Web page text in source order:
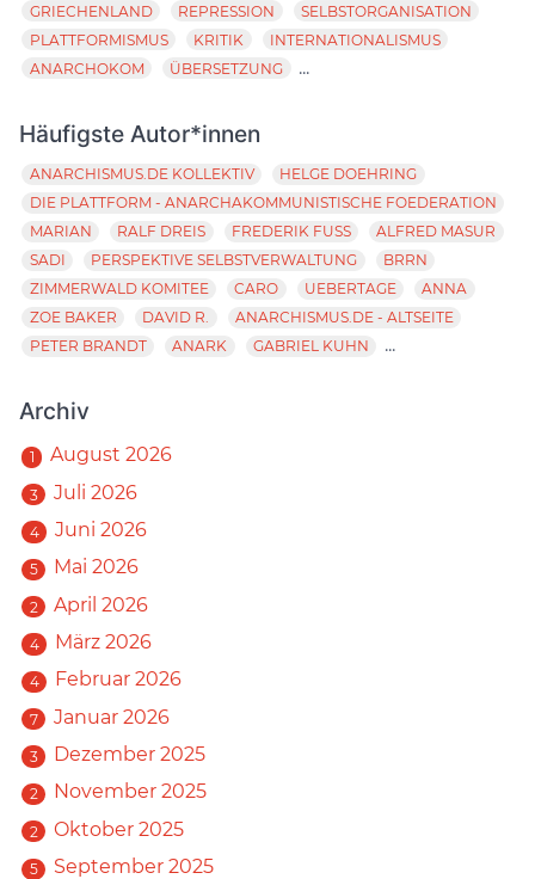
GRIECHENLAND
REPRESSION
SELBSTORGANISATION
PLATTFORMISMUS
KRITIK
INTERNATIONALISMUS
ANARCHOKOM
ÜBERSETZUNG ...
Häufigste Autor*innen
ANARCHISMUS.DE KOLLEKTIV
HELGE DOEHRING
DIE PLATTFORM - ANARCHAKOMMUNISTISCHE FOEDERATION
MARIAN
RALF DREIS FREDERIK FUSS
ALFRED MASUR
SADI
PERSPEKTIVE SELBSTVERWALTUNG
BRRN
ZIMMERWALD KOMITEE
CARO UEBERTAGE
ANNA
ZOE BAKER
DAVID R.
ANARCHISMUS.DE - ALTSEITE
PETER BRANDT
ANARK GABRIEL KUHN ...
Archiv
1 August 2026
3 Juli 2026
4 Juni 2026
5 Mai 2026
2 April 2026
4 März 2026
4 Februar 2026
7 Januar 2026
3 Dezember 2025
2 November 2025
2 Oktober 2025
5 September 2025